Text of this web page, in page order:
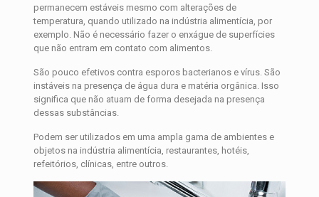
permanecem estáveis mesmo com alterações de
temperatura, quando utilizado na indústria alimentícia, por
exemplo. Não é necessário fazer o enxágue de superfícies
que não entram em contato com alimentos.
São pouco efetivos contra esporos bacterianos e vírus. São
instáveis na presença de água dura e matéria orgânica. Isso
significa que não atuam de forma desejada na presença
dessas substâncias.
Podem ser utilizados em uma ampla gama de ambientes e
objetos na indústria alimentícia, restaurantes, hotéis,
refeitórios, clínicas, entre outros.